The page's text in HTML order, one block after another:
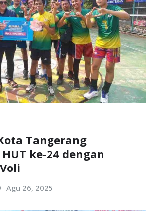
Tangerang
ke-24 dengan
Agu 26, 2025